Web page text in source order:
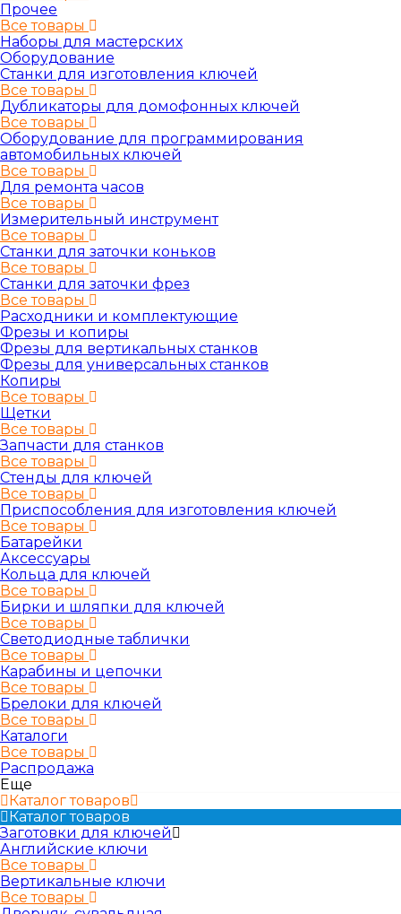
Прочее
Все товары
Наборы для мастерских
Оборудование
Станки для изготовления ключей
Все товары
Дубликаторы для домофонных ключей
Все товары
Оборудование для программирования
автомобильных ключей
Все товары
Для ремонта часов
Все товары
Измерительный инструмент
Все товары
Станки для заточки коньков
Все товары
Станки для заточки фрез
Все товары
Расходники и комплектующие
Фрезы и копиры
Фрезы для вертикальных станков
Фрезы для универсальных станков
Копиры
Все товары
Щетки
Все товары
Запчасти для станков
Все товары
Стенды для ключей
Все товары
Приспособления для изготовления ключей
Все товары
Батарейки
Аксессуары
Кольца для ключей
Все товары
Бирки и шляпки для ключей
Все товары
Светодиодные таблички
Все товары
Карабины и цепочки
Все товары
Брелоки для ключей
Все товары
Каталоги
Все товары
Распродажа
Еще
Каталог товаров
Каталог товаров
Заготовки для ключей
Английские ключи
Все товары
Вертикальные ключи
Все товары